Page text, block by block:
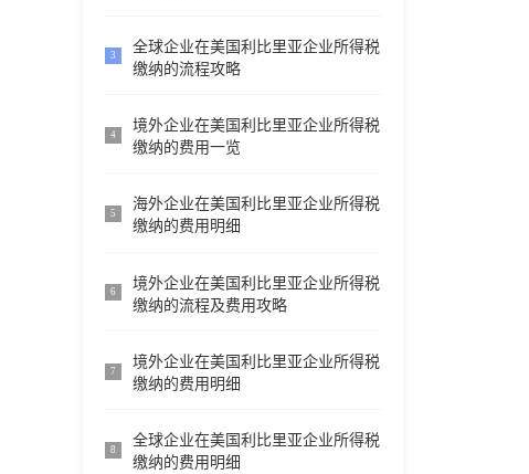
3
全球企业在美国利比里亚企业所得税
缴纳的流程攻略
4
境外企业在美国利比里亚企业所得税
缴纳的费用一览
5
海外企业在美国利比里亚企业所得税
缴纳的费用明细
6
境外企业在美国利比里亚企业所得税
缴纳的流程及费用攻略
7
境外企业在美国利比里亚企业所得税
缴纳的费用明细
8
全球企业在美国利比里亚企业所得税
缴纳的费用明细